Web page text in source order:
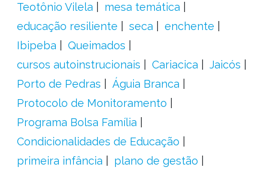
Teotônio Vilela
mesa temática
educação resiliente
seca
enchente
Ibipeba
Queimados
cursos autoinstrucionais
Cariacica
Jaicós
Porto de Pedras
Águia Branca
Protocolo de Monitoramento
Programa Bolsa Família
Condicionalidades de Educação
primeira infância
plano de gestão